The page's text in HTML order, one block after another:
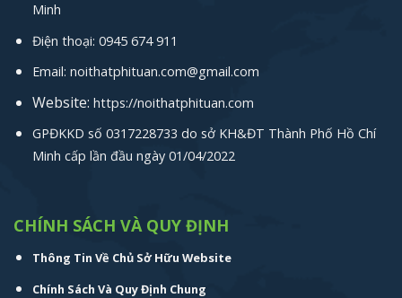
Minh
Điện thoại: 0945 674 911
Email: noithatphituan.com@gmail.com
Website: https://noithatphituan.com
GPĐKKD số 0317228733 do sở KH&ĐT Thành Phố Hồ Chí
Minh cấp lần đầu ngày 01/04/2022
CHÍNH SÁCH VÀ QUY ĐỊNH
Thông Tin Về Chủ Sở Hữu Website
Chính Sách Và Quy Định Chung